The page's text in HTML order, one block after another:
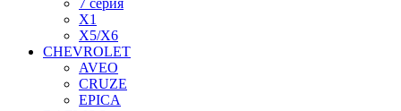
7 серия
X1
X5/X6
CHEVROLET
AVEO
CRUZE
EPICA